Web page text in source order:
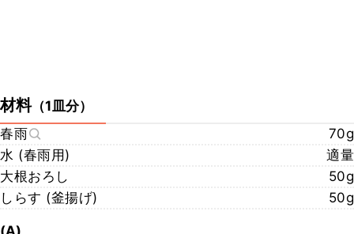
材料（1皿分）
春雨
70g
水 (春雨用)
適量
大根おろし
50g
しらす (釜揚げ)
50g
(A)